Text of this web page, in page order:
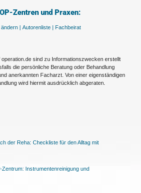
Zentren und Praxen:
ändern | Autorenliste | Fachbeirat
sind zu Informationszwecken erstellt
die persönliche Beratung oder Behandlung
anerkannten Facharzt. Von einer eigenständigen
wird hiermit ausdrücklich abgeraten.
der Reha: Checkliste für den Alltag mit
Instrumentenreinigung und